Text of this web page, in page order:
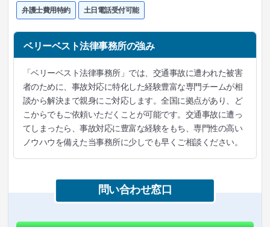
弁護士費用特約 土日電話受付可能
ベリーベスト法律事務所の強み
「ベリーベスト法律事務所」では、交通事故に遭われた被害
者のために、事故対応に特化した経験豊富な専門チームが相
談から解決まで親身にご対応します。全国に拠点があり、ど
こからでもご依頼いただくことが可能です。交通事故に遭っ
てしまったら、事故対応に豊富な経験をもち、専門性の高い
ノウハウを備えた当事務所に少しでも早くご相談ください。
問い合わせ窓口